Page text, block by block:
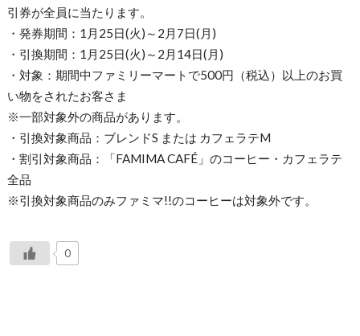
引券が全員に当たります。
・発券期間：1月25日(火)～2月7日(月)
・引換期間：1月25日(火)～2月14日(月)
・対象：期間中ファミリーマートで500円（税込）以上のお買
い物をされたお客さま
※一部対象外の商品があります。
・引換対象商品：ブレンドS または カフェラテM
・割引対象商品：「FAMIMA CAFÉ」のコーヒー・カフェラテ
全品
※引換対象商品のみファミマ!!のコーヒーは対象外です。
0